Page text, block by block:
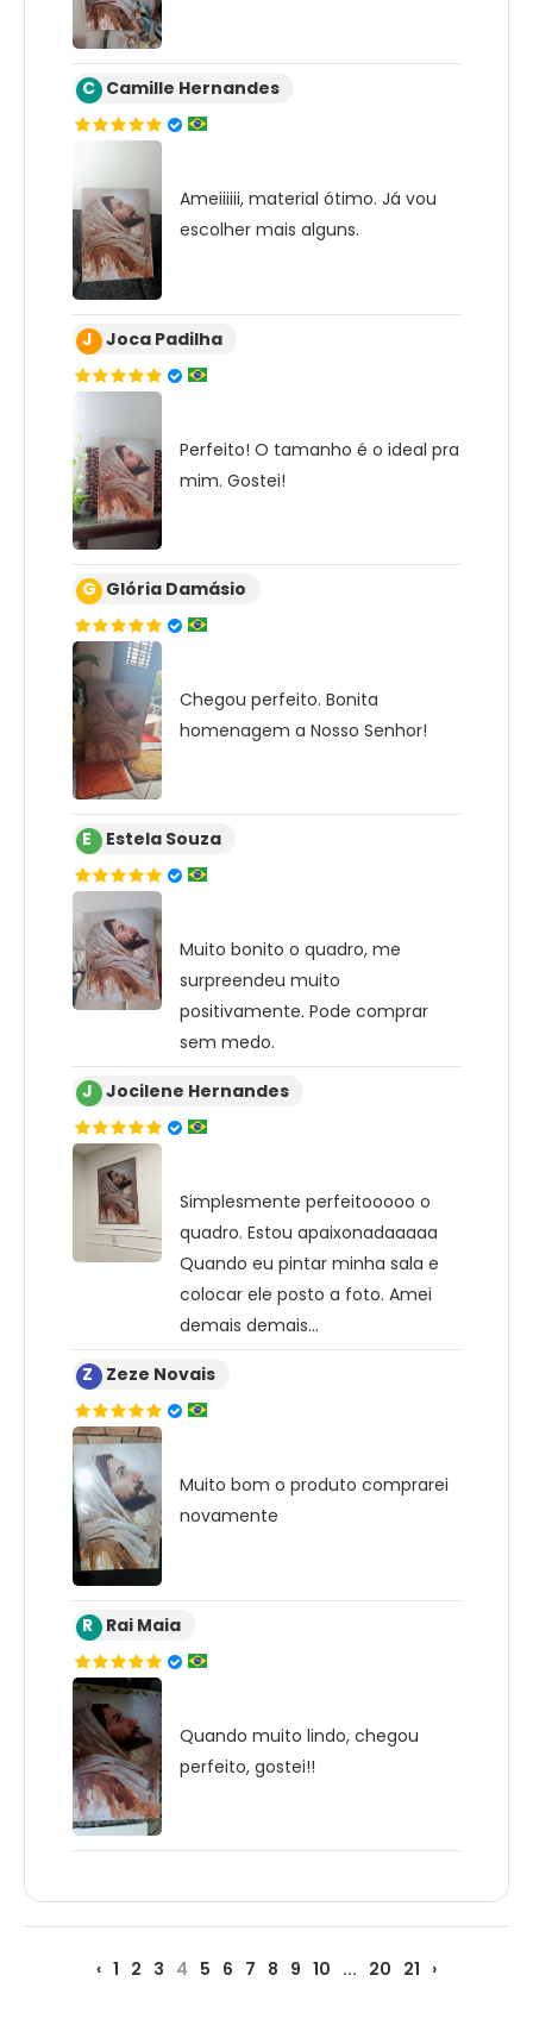
C Camille Hernandes
Ameiiiiii, material ótimo. Já vou
escolher mais alguns.
J Joca Padilha
Perfeito! O tamanho é o ideal pra
mim. Gostei!
G Glória Damásio
Chegou perfeito. Bonita
homenagem a Nosso Senhor!
E Estela Souza
Muito bonito o quadro, me
surpreendeu muito
positivamente. Pode comprar
sem medo.
J Jocilene Hernandes
Simplesmente perfeitooooo o
quadro. Estou apaixonadaaaaa
Quando eu pintar minha sala e
colocar ele posto a foto. Amei
demais demais…
Z Zeze Novais
Muito bom o produto comprarei
novamente
R Rai Maia
Quando muito lindo, chegou
perfeito, gostei!!
‹ 1 2 3 4 5 6 7 8 9 10 ... 20 21 ›